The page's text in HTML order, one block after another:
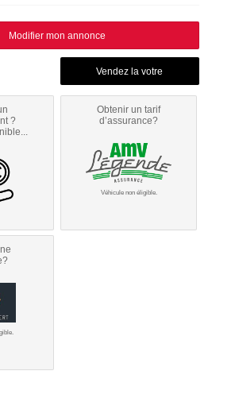
Modifier mon annonce
?
Obtenir un tarif
d’assurance?
Véhicule non éligible.